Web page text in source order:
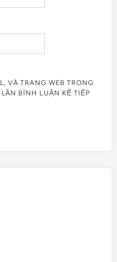
VÀ TRANG WEB TRONG
BÌNH LUẬN KẾ TIẾP